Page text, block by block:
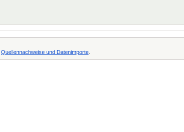
Quellennachweise und Datenimporte